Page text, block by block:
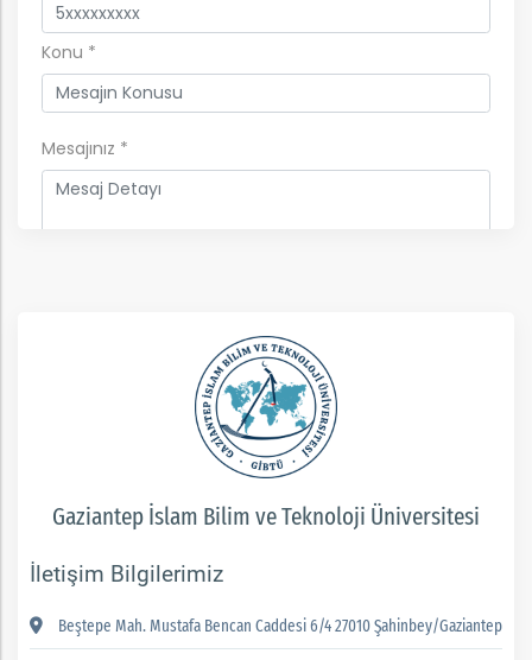
Konu *
Mesajınız *
Gaziantep İslam Bilim ve Teknoloji Üniversitesi
İletişim Bilgilerimiz
Beştepe Mah. Mustafa Bencan Caddesi 6/4 27010 Şahinbey/Gaziantep